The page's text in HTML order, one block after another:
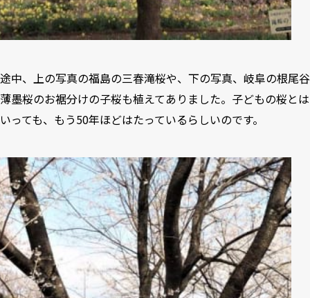
途中、上の写真の福島の三春滝桜や、下の写真、岐阜の根尾谷
薄墨桜のお裾分けの子桜も植えてありました。子どもの桜とは
いっても、もう50年ほどはたっているらしいのです。